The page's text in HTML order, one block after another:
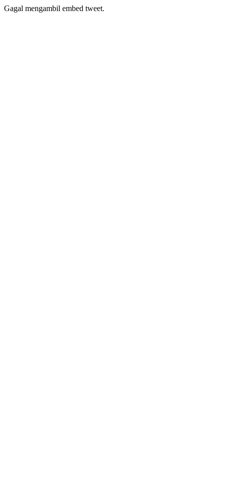
Gagal mengambil embed tweet.